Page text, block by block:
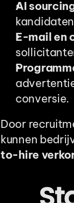
AI
E-mail en
conversie.
Door
kunnen
to-hire